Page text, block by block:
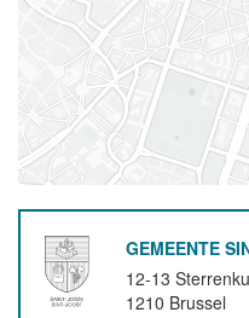
GEMEENTE
12-13
1210 Brussel